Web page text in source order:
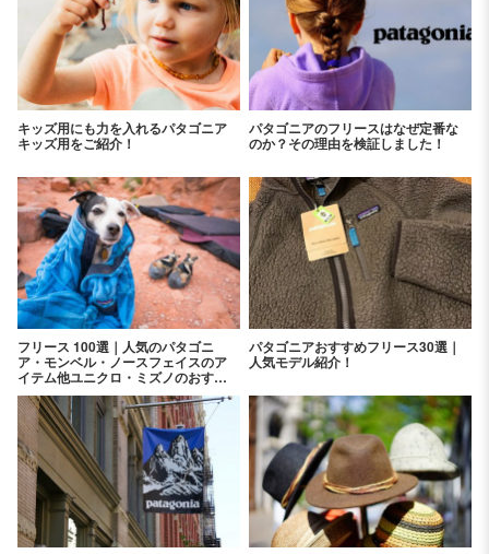
キッズ用にも力を入れるパタゴニア
キッズ用をご紹介！
パタゴニアのフリースはなぜ定番な
のか？その理由を検証しました！
フリース 100選｜人気のパタゴニ
ア・モンベル・ノースフェイスのア
イテム他ユニクロ・ミズノのおすす
めアイテムを紹介！
パタゴニアおすすめフリース30選｜
人気モデル紹介！